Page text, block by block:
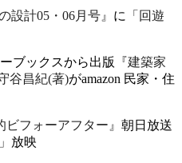
設計05・06月号』 に
「回遊
ブックスから出版
『建築家
谷昌紀(著)がamazon 民家・住
ビフォーアフター』 朝日放送
放映